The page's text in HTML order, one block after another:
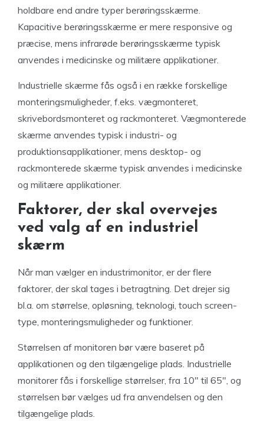
holdbare end andre typer berøringsskærme.
Kapacitive berøringsskærme er mere responsive og
præcise, mens infrarøde berøringsskærme typisk
anvendes i medicinske og militære applikationer.
Industrielle skærme fås også i en række forskellige
monteringsmuligheder, f.eks. vægmonteret,
skrivebordsmonteret og rackmonteret. Vægmonterede
skærme anvendes typisk i industri- og
produktionsapplikationer, mens desktop- og
rackmonterede skærme typisk anvendes i medicinske
og militære applikationer.
Faktorer, der skal overvejes
ved valg af en industriel
skærm
Når man vælger en industrimonitor, er der flere
faktorer, der skal tages i betragtning. Det drejer sig
bl.a. om størrelse, opløsning, teknologi, touch screen-
type, monteringsmuligheder og funktioner.
Størrelsen af monitoren bør være baseret på
applikationen og den tilgængelige plads. Industrielle
monitorer fås i forskellige størrelser, fra 10″ til 65″, og
størrelsen bør vælges ud fra anvendelsen og den
tilgængelige plads.